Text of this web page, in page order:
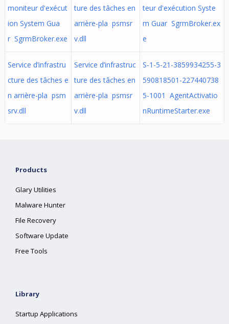
moniteur d'exécut
ion System Gua
r SgrmBroker.exe
ture des tâches en
arrière-pla psmsr
v.dll
teur d'exécution Syste
m Guar SgrmBroker.ex
e
Service d’infrastru
cture des tâches e
n arrière-pla psm
srv.dll
Service d’infrastruc
ture des tâches en
arrière-pla psmsr
v.dll
S-1-5-21-3859934255-3
590818501-227440738
5-1001 AgentActivatio
nRuntimeStarter.exe
Products
Glary Utilities
Malware Hunter
File Recovery
Software Update
Free Tools
Library
Startup Applications